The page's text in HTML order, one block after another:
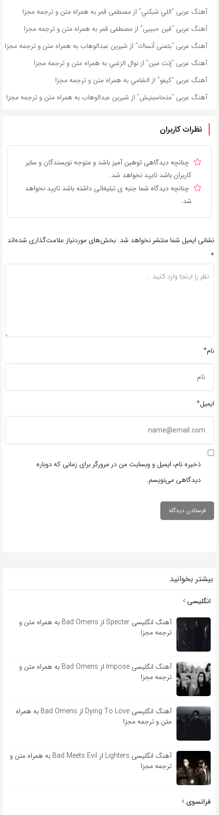
آهنگ عربی “اللي شبكني” از مصطفى قمر به همراه متن و ترجمه مجزا
آهنگ عربی “فين حبيبى” از مصطفى قمر به همراه متن و ترجمه مجزا
آهنگ عربی “بتمنى أنساك” از شیرین عبدالوهاب به همراه متن و ترجمه مجزا
آهنگ عربی “إنت مين” از نوال الزغبي به همراه متن و ترجمه مجزا
آهنگ عربی “كيفو” از الشامي به همراه متن و ترجمه مجزا
آهنگ عربی “متحاسبنیش” از شیرین عبدالوهاب به همراه متن و ترجمه مجزا
نظرات کاربران
چنانچه دیدگاهی توهین آمیز باشد و متوجه نویسندگان و سایر
کاربران باشد تایید نخواهد شد.
چنانچه دیدگاه شما جنبه ی تبلیغاتی داشته باشد تایید نخواهد
شد.
نشانی ایمیل شما منتشر نخواهد شد. بخش‌های موردنیاز علامت‌گذاری شده‌اند
*
نام*
ایمیل*
ذخیره نام، ایمیل و وبسایت من در مرورگر برای زمانی که دوباره
دیدگاهی می‌نویسم.
بیشتر بخوانید
انگلیسی
آهنگ انگلیسی Specter از Bad Omens به همراه متن و
ترجمه مجزا
آهنگ انگلیسی Impose از Bad Omens به همراه متن و
ترجمه مجزا
آهنگ انگلیسی Dying To Love از Bad Omens به همراه
متن و ترجمه مجزا
آهنگ انگلیسی Lighters از Bad Meets Evil به همراه متن و
ترجمه مجزا
فرانسوی